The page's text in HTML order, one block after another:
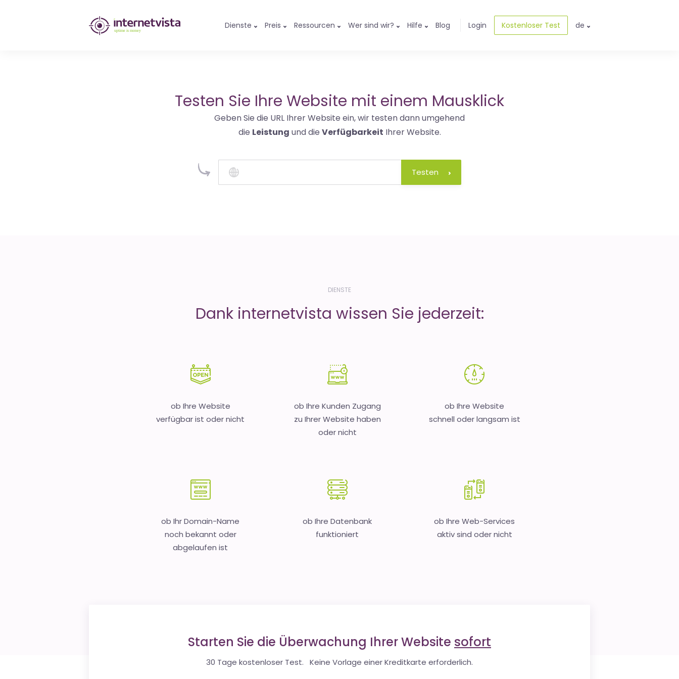
internetvista
Dienste Preis Ressourcen Wer sind wir? Hilfe Blog Login Kostenloser Test de
Testen Sie Ihre Website mit einem Mausklick
Geben Sie die URL Ihrer Website ein, wir testen dann umgehend
die Leistung und die Verfügbarkeit Ihrer Website.
Testen
DIENSTE
Dank internetvista wissen Sie jederzeit:
ob Ihre Website
verfügbar ist oder nicht
ob Ihre Kunden Zugang
zu Ihrer Website haben
oder nicht
ob Ihre Website
schnell oder langsam ist
ob Ihr Domain-Name
noch bekannt oder
abgelaufen ist
ob Ihre Datenbank
funktioniert
ob Ihre Web-Services
aktiv sind oder nicht
Starten Sie die Überwachung Ihrer Website sofort
30 Tage kostenloser Test. Keine Vorlage einer Kreditkarte erforderlich.